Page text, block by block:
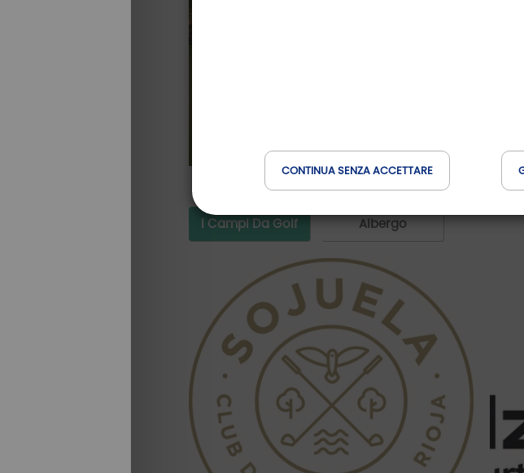
CONTINUA SENZA ACCETTARE
I Campi Da Golf Albergo